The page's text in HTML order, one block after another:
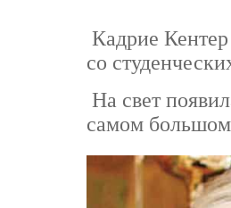
Кадрие
со
На свет
самом большом